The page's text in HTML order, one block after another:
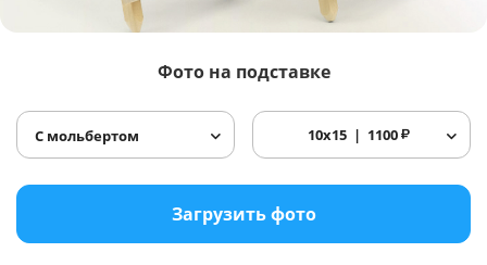
Фото на подставке
С мольбертом 10x15 1100₽
Загрузить фото